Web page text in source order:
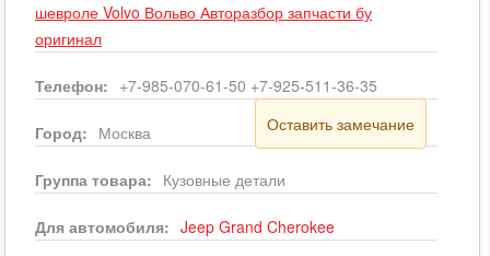
шевроле Volvo Вольво Авторазбор запчасти бу
оригинал
Телефон: +7-985-070-61-50 +7-925-511-36-35
Оставить замечание
Город: Москва
Группа товара: Кузовные детали
Для автомобиля: Jeep Grand Cherokee